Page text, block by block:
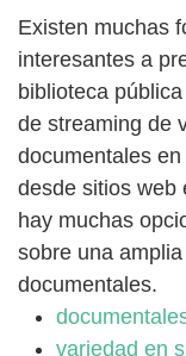
Existen muchas
interesantes a
biblioteca
de streaming de
documentales
desde sitios web
hay muchas
sobre una
documentales.
variedad en